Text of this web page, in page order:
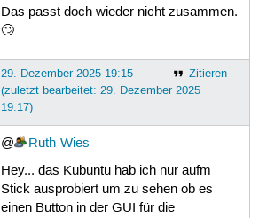
Das passt doch wieder nicht zusammen.
🙄
Zitieren
29. Dezember 2025 19:15
(zuletzt bearbeitet: 29. Dezember 2025
19:17)
@
Ruth-Wies
Hey... das Kubuntu hab ich nur aufm
Stick ausprobiert um zu sehen ob es
einen Button in der GUI für die